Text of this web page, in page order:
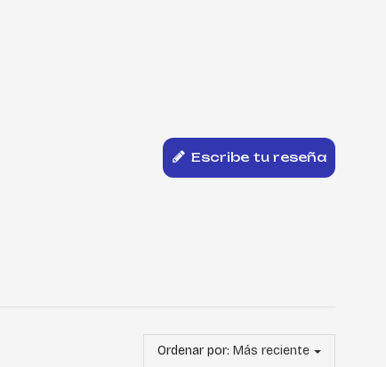
Escribe tu reseña
Ordenar por: Más reciente